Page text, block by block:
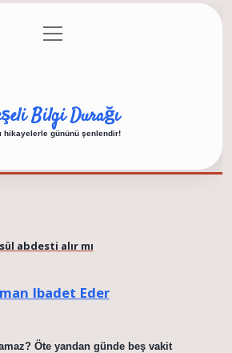
Gizlilik Politikası
menüyü
aç
Bilgi Durağı
hikayelerle gününü şenlendir!
abdesti alır mı
Ibadet Eder
Öte yandan günde beş vakit